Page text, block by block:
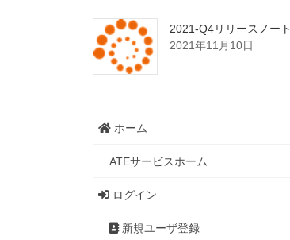
2021-Q4リリースノート
2021年11月10日
ホーム
ATEサービスホーム
ログイン
新規ユーザ登録